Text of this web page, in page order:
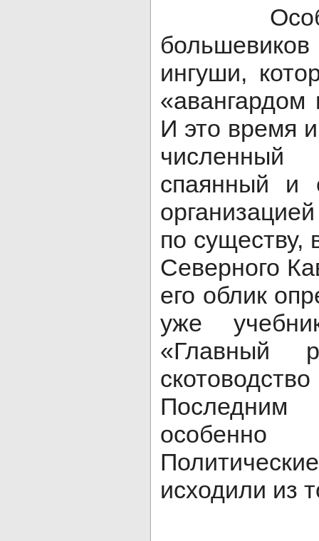
Особой
ингуши,
«авангардом
И это время
спаянный и
по существу,
Северного
его облик
уже
«Главный
исходили из